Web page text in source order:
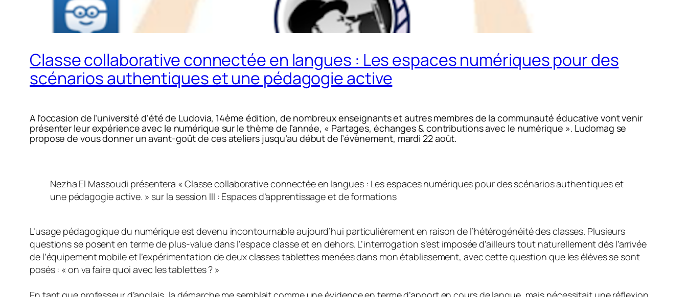
Classe collaborative connectée en langues : Les espaces numériques pour des
scénarios authentiques et une pédagogie active
A l’occasion de l’université d’été de Ludovia, 14ème édition, de nombreux enseignants et autres membres de la communauté éducative vont venir
présenter leur expérience avec le numérique sur le thème de l’année, « Partages, échanges & contributions avec le numérique ». Ludomag se
propose de vous donner un avant-goût de ces ateliers jusqu’au début de l’évènement, mardi 22 août.
Nezha El Massoudi présentera « Classe collaborative connectée en langues : Les espaces numériques pour des scénarios authentiques et
une pédagogie active. » sur la session III : Espaces d’apprentissage et de formations
L’usage pédagogique du numérique est devenu incontournable aujourd’hui particulièrement en raison de l’hétérogénéité des classes. Plusieurs
questions se posent en terme de plus-value dans l’espace classe et en dehors. L’interrogation s’est imposée d’ailleurs tout naturellement dès l’arrivée
de l’équipement mobile et l’expérimentation de deux classes tablettes menées dans mon établissement, avec cette question que les élèves se sont
posés : « on va faire quoi avec les tablettes ? »